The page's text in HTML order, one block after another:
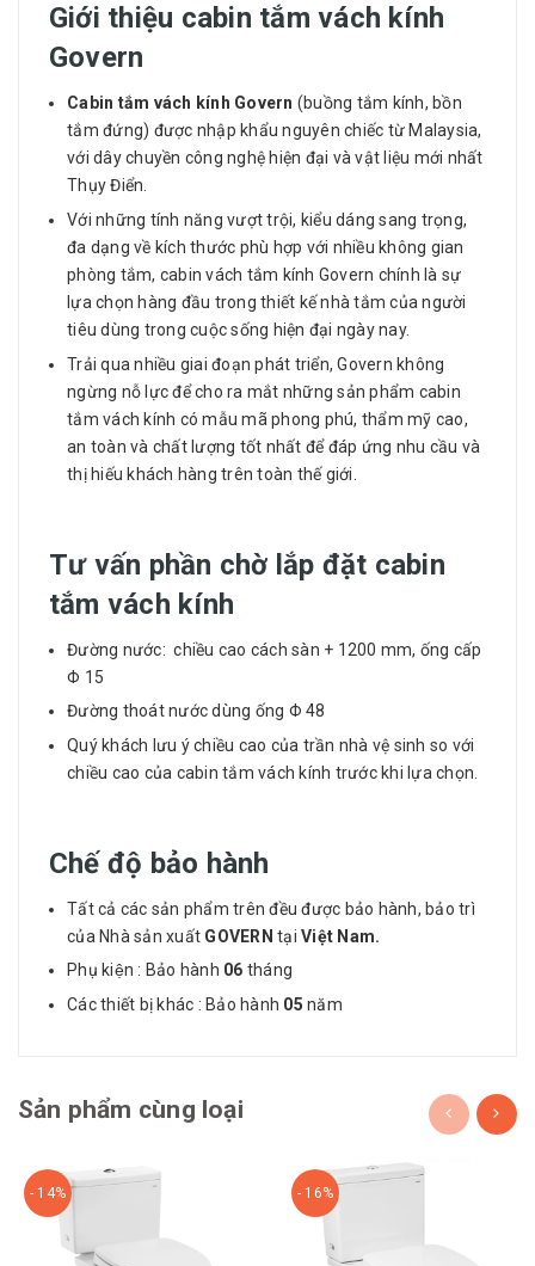
Giới thiệu cabin tắm vách kính
Govern
Cabin tắm vách kính Govern (buồng tắm kính, bồn
tắm đứng) được nhập khẩu nguyên chiếc từ Malaysia,
với dây chuyền công nghệ hiện đại và vật liệu mới nhất
Thụy Điển.
Với những tính năng vượt trội, kiểu dáng sang trọng,
đa dạng về kích thước phù hợp với nhiều không gian
phòng tắm, cabin vách tắm kính Govern chính là sự
lựa chọn hàng đầu trong thiết kế nhà tắm của người
tiêu dùng trong cuộc sống hiện đại ngày nay.
Trải qua nhiều giai đoạn phát triển, Govern không
ngừng nỗ lực để cho ra mắt những sản phẩm cabin
tắm vách kính có mẫu mã phong phú, thẩm mỹ cao,
an toàn và chất lượng tốt nhất để đáp ứng nhu cầu và
thị hiếu khách hàng trên toàn thế giới.
Tư vấn phần chờ lắp đặt cabin
tắm vách kính
Đường nước: chiều cao cách sàn + 1200 mm, ống cấp
Φ 15
Đường thoát nước dùng ống Φ 48
Quý khách lưu ý chiều cao của trần nhà vệ sinh so với
chiều cao của cabin tắm vách kính trước khi lựa chọn.
Chế độ bảo hành
Tất cả các sản phẩm trên đều được bảo hành, bảo trì
của Nhà sản xuất GOVERN tại Việt Nam.
Phụ kiện : Bảo hành 06 tháng
Các thiết bị khác : Bảo hành 05 năm
Sản phẩm cùng loại
- 14% - 16%